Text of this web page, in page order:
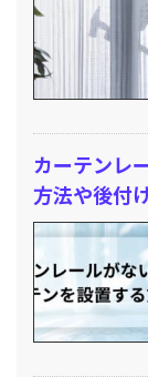
カーテンレ
方法や後付